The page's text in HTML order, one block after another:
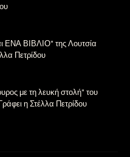
ΕΝΑ ΒΙΒΛΙΟ" της Λουτσία
Πετρίδου
με τη λευκή στολή" του
η Στέλλα Πετρίδου